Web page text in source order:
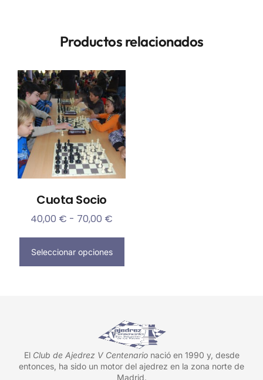
Productos relacionados
Cuota Socio
40,00 € - 70,00 €
Seleccionar opciones
El Club de Ajedrez V Centenarionació en 1990 y, desde
entonces, ha sido un motor del ajedrez en la zona norte de
Madrid.